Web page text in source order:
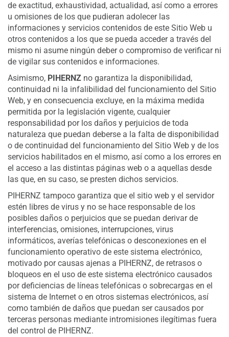
de exactitud, exhaustividad, actualidad, así como a errores
u omisiones de los que pudieran adolecer las
informaciones y servicios contenidos de este Sitio Web u
otros contenidos a los que se pueda acceder a través del
mismo ni asume ningún deber o compromiso de verificar ni
de vigilar sus contenidos e informaciones.
Asimismo, PIHERNZ no garantiza la disponibilidad,
continuidad ni la infalibilidad del funcionamiento del Sitio
Web, y en consecuencia excluye, en la máxima medida
permitida por la legislación vigente, cualquier
responsabilidad por los daños y perjuicios de toda
naturaleza que puedan deberse a la falta de disponibilidad
o de continuidad del funcionamiento del Sitio Web y de los
servicios habilitados en el mismo, así como a los errores en
el acceso a las distintas páginas web o a aquellas desde
las que, en su caso, se presten dichos servicios.
PIHERNZ tampoco garantiza que el sitio web y el servidor
estén libres de virus y no se hace responsable de los
posibles daños o perjuicios que se puedan derivar de
interferencias, omisiones, interrupciones, virus
informáticos, averías telefónicas o desconexiones en el
funcionamiento operativo de este sistema electrónico,
motivado por causas ajenas a PIHERNZ, de retrasos o
bloqueos en el uso de este sistema electrónico causados
por deficiencias de líneas telefónicas o sobrecargas en el
sistema de Internet o en otros sistemas electrónicos, así
como también de daños que puedan ser causados por
terceras personas mediante intromisiones ilegítimas fuera
del control de PIHERNZ.